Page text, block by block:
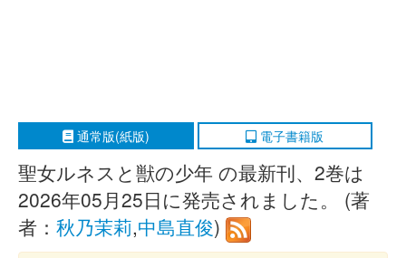
通常版(紙版) 電子書籍版
聖女ルネスと獣の少年 の最新刊、2巻は
2026年05月25日に発売されました。 (著
者： 秋乃茉莉,中島直俊)